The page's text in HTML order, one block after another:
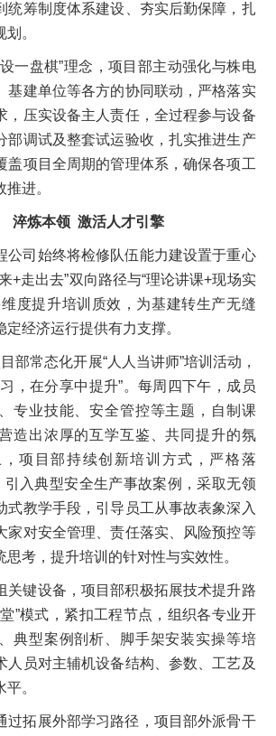
统筹制度体系建设、夯实后勤保障，扎
。
一盘棋”理念，项目部主动强化与株电
基建单位等各方的协同联动，严格落实
，压实设备主人责任，全过程参与设备
部调试及整套试运验收，扎实推进生产
盖项目全周期的管理体系，确保各项工
进。
淬炼本领 激活人才引擎
公司始终将检修队伍能力建设置于重心
+走出去”双向路径与“理论讲课+现场实
度提升培训质效，为基建转生产无缝
经济运行提供有力支撑。
部常态化开展“人人当讲师”培训活动，
，在分享中提升”。每周四下午，成员
专业技能、安全管控等主题，自制课
造出浓厚的互学互鉴、共同提升的氛
项目部持续创新培训方式，严格落
引入典型安全生产事故案例，采取无领
式教学手段，引导员工从事故表象深入
家对安全管理、责任落实、风险预控等
思考，提升培训的针对性与实效性。
关键设备，项目部积极拓展技术提升路
”模式，紧扣工程节点，组织各专业开
典型案例剖析、脚手架安装实操等培
人员对主辅机设备结构、参数、工艺及
。
过拓展外部学习路径，项目部外派骨干